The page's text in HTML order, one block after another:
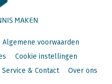
MAKEN
Algemene voorwaarden
Cookie instellingen
Service & Contact Over ons